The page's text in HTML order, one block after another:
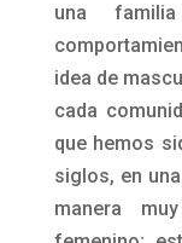
una
idea de
cada
que hemos
siglos, en
manera